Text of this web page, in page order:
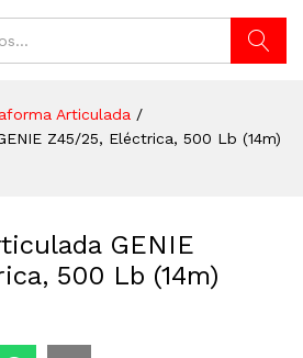
Articulada /
Z45/25, Eléctrica, 500 Lb (14m)
GENIE
500 Lb (14m)